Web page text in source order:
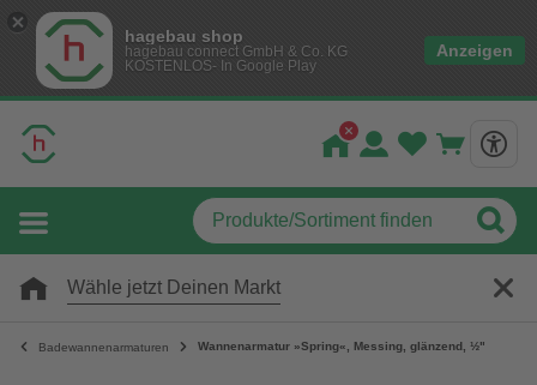
hagebau shop
hagebau connect GmbH & Co. KG
KOSTENLOS- In Google Play
Anzeigen
Wähle jetzt Deinen Markt
Badewannenarmaturen Wannenarmatur »Spring«, Messing, glänzend, ½"